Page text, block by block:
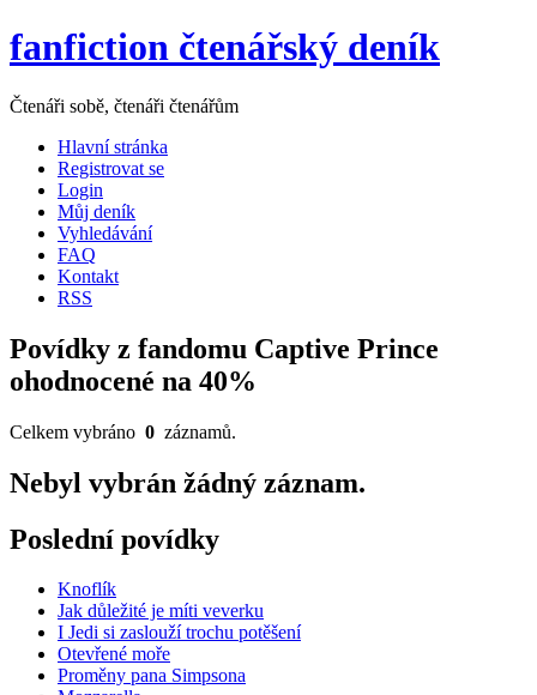
fanfiction čtenářský deník
Čtenáři sobě, čtenáři čtenářům
Hlavní stránka
Registrovat se
Login
Můj deník
Vyhledávání
FAQ
Kontakt
RSS
Povídky z fandomu Captive Prince
ohodnocené na 40%
Celkem vybráno 0 záznamů.
Nebyl vybrán žádný záznam.
Poslední povídky
Knoflík
Jak důležité je míti veverku
I Jedi si zaslouží trochu potěšení
Otevřené moře
Proměny pana Simpsona